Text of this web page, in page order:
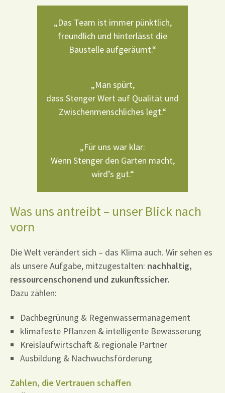
„Das Team ist immer pünktlich,
freundlich und hinterlässt die
Baustelle aufgeräumt.“
„Man spürt,
dass Stenger Wert auf Qualität und
Zwischenmenschliches legt.“
„Für uns war klar:
Wenn Stenger den Garten macht,
wird’s gut.“
Was uns antreibt – unser Blick nach
vorn
Die Welt verändert sich – das Klima auch. Wir sehen es
als unsere Aufgabe, mitzugestalten: nachhaltig,
ressourcenschonend und zukunftssicher.
Dazu zählen:
Dachbegrünung & Regenwassermanagement
klimafeste Pflanzen & intelligente Bewässerung
Kreislaufwirtschaft & regionale Partner
Ausbildung & Nachwuchsförderung
Zahlen, die Vertrauen schaffen